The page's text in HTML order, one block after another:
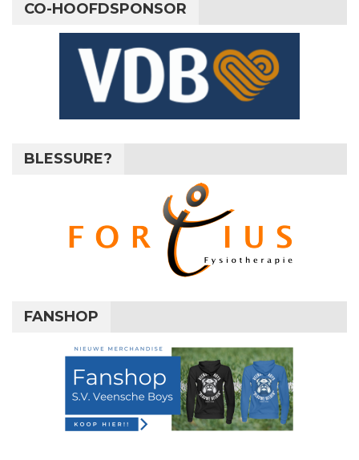
CO-HOOFDSPONSOR
BLESSURE?
FANSHOP